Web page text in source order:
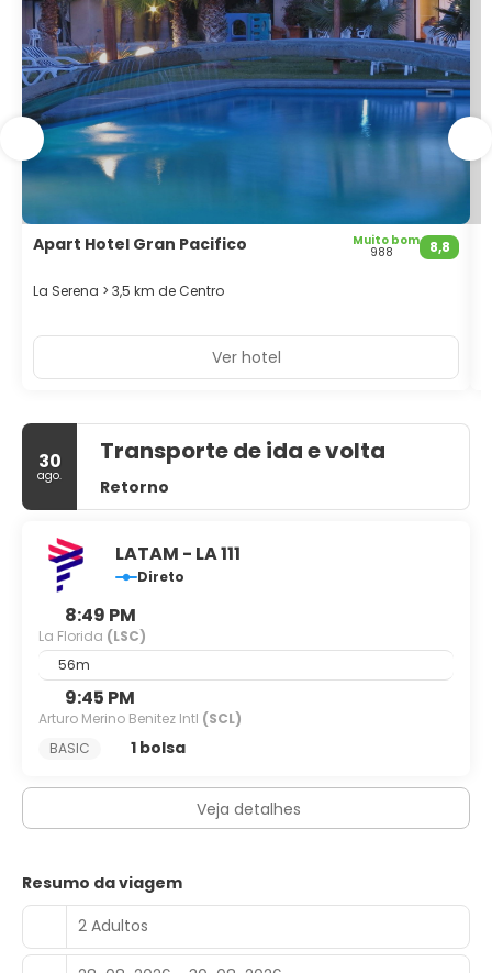
Apart Hotel Gran Pacifico 8,8
Muito bom
988
La Serena > 3,5 km de Centro
Ver hotel
30
ago.
Transporte de ida e volta
Retorno
LATAM - LA 111
Direto
8:49 PM
La Florida (LSC)
56m
9:45 PM
Arturo Merino Benitez Intl (SCL)
BASIC
1 bolsa
Veja detalhes
Resumo da viagem
2 Adultos